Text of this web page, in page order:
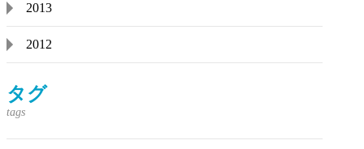
2013
2012
タグ